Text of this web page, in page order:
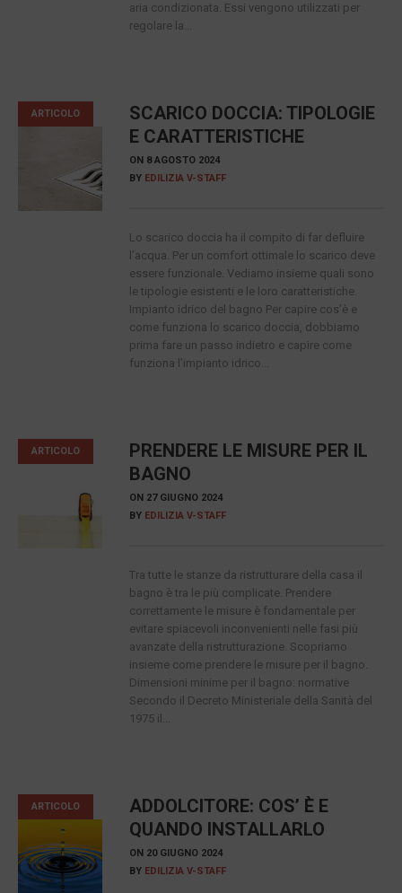
aria condizionata. Essi vengono utilizzati per
regolare la...
ARTICOLO
SCARICO DOCCIA: TIPOLOGIE
E CARATTERISTICHE
ON 8 AGOSTO 2024
BY EDILIZIA V-STAFF
Lo scarico doccia ha il compito di far defluire
l’acqua. Per un comfort ottimale lo scarico deve
essere funzionale. Vediamo insieme quali sono
le tipologie esistenti e le loro caratteristiche.
Impianto idrico del bagno Per capire cos’è e
come funziona lo scarico doccia, dobbiamo
prima fare un passo indietro e capire come
funziona l’impianto idrico...
ARTICOLO
PRENDERE LE MISURE PER IL
BAGNO
ON 27 GIUGNO 2024
BY EDILIZIA V-STAFF
Tra tutte le stanze da ristrutturare della casa il
bagno è tra le più complicate. Prendere
correttamente le misure è fondamentale per
evitare spiacevoli inconvenienti nelle fasi più
avanzate della ristrutturazione. Scopriamo
insieme come prendere le misure per il bagno.
Dimensioni minime per il bagno: normative
Secondo il Decreto Ministeriale della Sanità del
1975 il...
ARTICOLO
ADDOLCITORE: COS’ È E
QUANDO INSTALLARLO
ON 20 GIUGNO 2024
BY EDILIZIA V-STAFF